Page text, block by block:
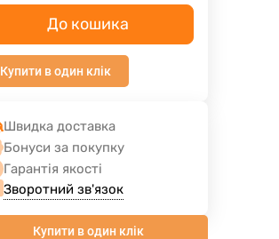
До кошика
Купити в один клік
Швидка доставка
Бонуси за покупку
Гарантія якості
Зворотний зв'язок
Купити в один клік